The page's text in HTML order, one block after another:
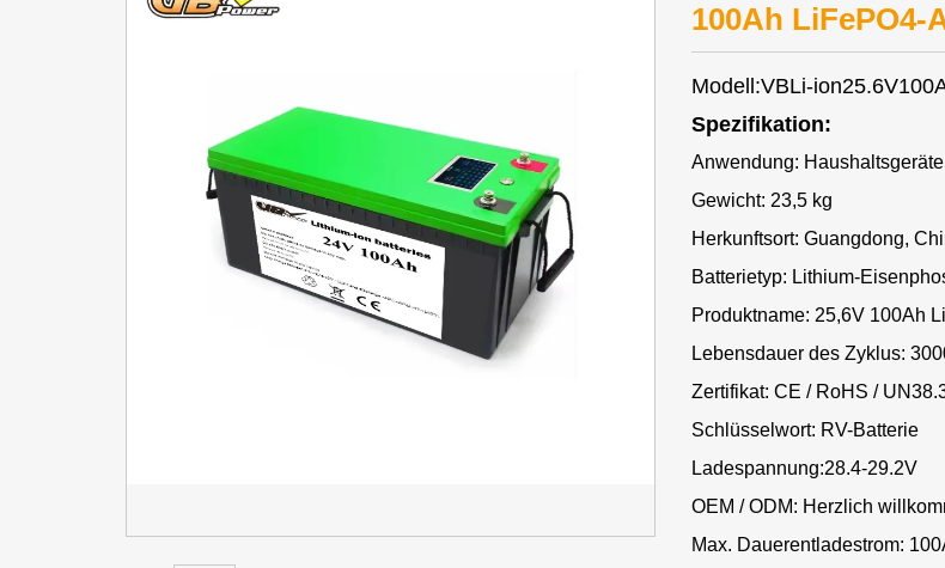
100Ah LiFePO4-
Modell:VBLi-
Spezifikation:
Anwendung:
Gewicht: 23,5 kg
Herkunftsort: Guangdong,
Batterietyp: Lithium-
Produktname: 25,6V 100Ah
Lebensdauer des Zyklus:
Zertifikat: CE / RoHS /
Schlüsselwort: RV-Batterie
Ladespannung:28.4-29.2V
OEM / ODM: Herzlich
Max. Dauerentladestrom: